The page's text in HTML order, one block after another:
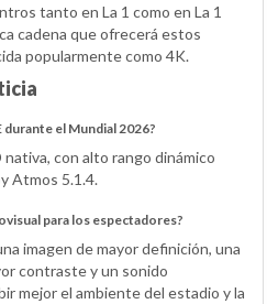
tanto en La 1 como en La 1
cadena que ofrecerá estos
popularmente como 4K.
el Mundial 2026?
con alto rango dinámico
Atmos 5.1.4.
para los espectadores?
imagen de mayor definición, una
contraste y un sonido
mejor el ambiente del estadio y la